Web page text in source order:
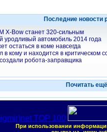
Последние новости
X-Bow станет 320-сильным
уродливый автомобиль 2014 года
остаться в коме навсегда
в кому и находится в критическом
робота-заправщика
Почитать ещё
При использовании